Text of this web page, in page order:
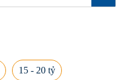
15 - 20 tỷ